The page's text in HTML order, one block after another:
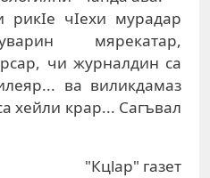
рикIе чIехи мурадар
мярекатар,
чи журналдин са
ва виликдамаз
хейли крар... Сагъвал
"Кцlар" газет